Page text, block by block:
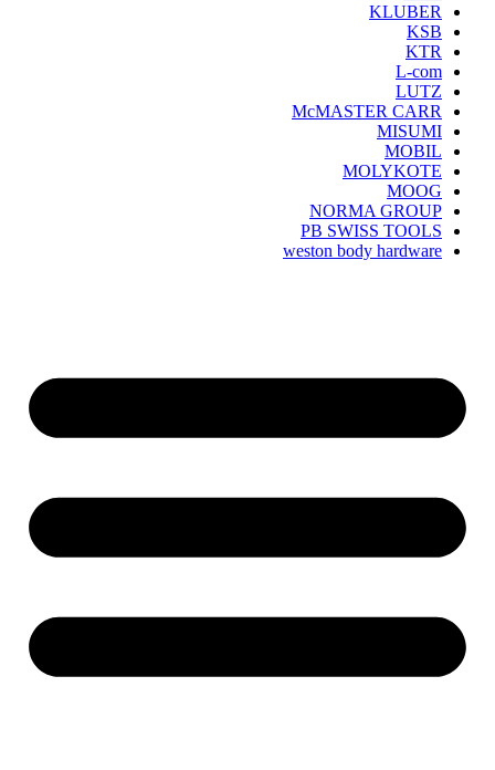
KLUBER
KSB
KTR
L-com
LUTZ
McMASTER CARR
MISUMI
MOBIL
MOLYKOTE
MOOG
NORMA GROUP
PB SWISS TOOLS
weston body hardware